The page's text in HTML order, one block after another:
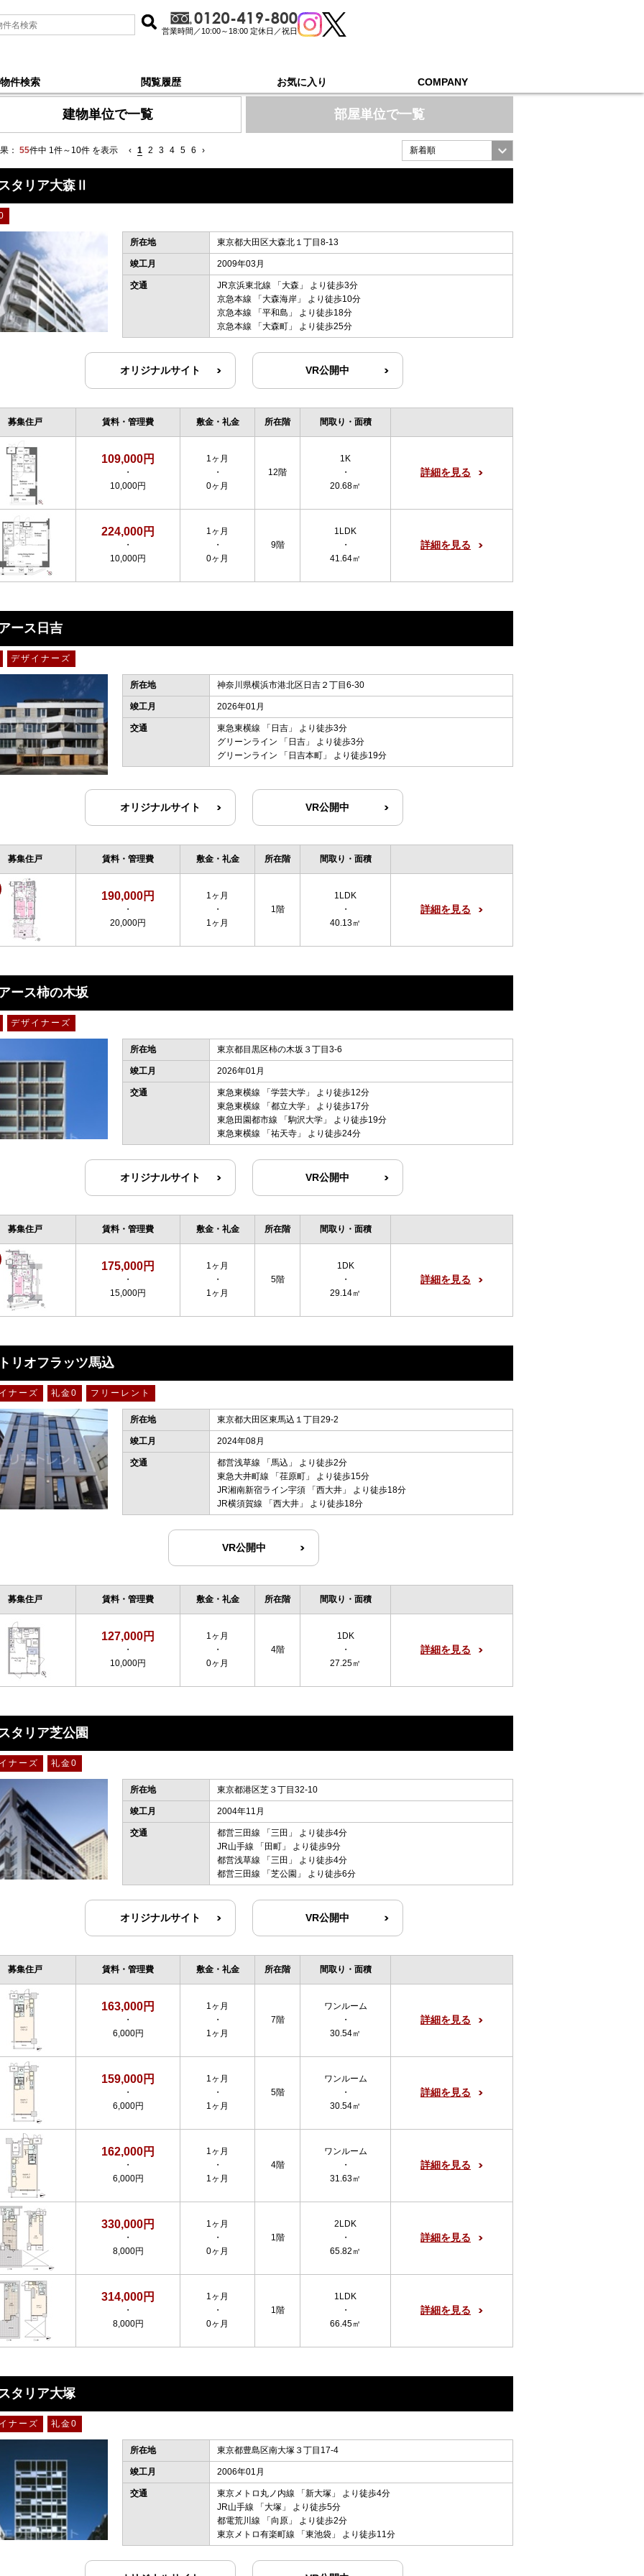
営業時間／10:00～18:00 定休日／祝日
物件検索 閲覧履歴 お気に入り COMPANY
媒介, 新着順 で探す
建物単位で一覧 部屋単位で一覧
： 55件中 1件～10件 を表示 ‹ 1 2 3 4 5 6 ›
タリア大森Ⅱ
所在地 東京都大田区大森北１丁目8-13
竣工月 2009年03月
交通 JR京浜東北線 「 大森 」 より徒歩3分
京急本線 「 大森海岸 」 より徒歩10分
京急本線 「 平和島 」 より徒歩18分
京急本線 「 大森町 」 より徒歩25分
オリジナルサイト VR公開中
募集住戸 賃料・管理費 敷金・礼金 所在階 間取り・面積
109,000円
・
10,000円
1ヶ月
・
0ヶ月
12階
1K
・
20.68㎡
詳細を見る
224,000円
・
10,000円
1ヶ月
・
0ヶ月
9階
1LDK
・
41.64㎡
詳細を見る
ース日吉
デザイナーズ
所在地 神奈川県横浜市港北区日吉２丁目6-30
竣工月 2026年01月
交通 東急東横線 「 日吉 」 より徒歩3分
グリーンライン 「 日吉 」 より徒歩3分
グリーンライン 「 日吉本町 」 より徒歩19分
オリジナルサイト VR公開中
募集住戸 賃料・管理費 敷金・礼金 所在階 間取り・面積
190,000円
・
20,000円
1ヶ月
・
1ヶ月
1階
1LDK
・
40.13㎡
詳細を見る
ース柿の木坂
デザイナーズ
所在地 東京都目黒区柿の木坂３丁目3-6
竣工月 2026年01月
交通 東急東横線 「 学芸大学 」 より徒歩12分
東急東横線 「 都立大学 」 より徒歩17分
東急田園都市線 「駒沢大学 」 より徒歩19分
東急東横線 「 祐天寺 」 より徒歩24分
オリジナルサイト VR公開中
募集住戸 賃料・管理費 敷金・礼金 所在階 間取り・面積
175,000円
・
15,000円
1ヶ月
・
1ヶ月
5階
1DK
・
29.14㎡
詳細を見る
リオフラッツ馬込
ナーズ 礼金0 フリーレント
所在地 東京都大田区東馬込１丁目29-2
竣工月 2024年08月
交通 都営浅草線 「 馬込 」 より徒歩2分
東急大井町線 「 荏原町 」 より徒歩15分
JR湘南新宿ライン宇須 「 西大井 」 より徒歩18分
JR横須賀線 「 西大井 」 より徒歩18分
VR公開中
募集住戸 賃料・管理費 敷金・礼金 所在階 間取り・面積
127,000円
・
10,000円
1ヶ月
・
0ヶ月
4階
1DK
・
27.25㎡
詳細を見る
タリア芝公園
ナーズ 礼金0
所在地 東京都港区芝３丁目32-10
竣工月 2004年11月
交通 都営三田線 「 三田 」 より徒歩4分
JR山手線 「 田町 」 より徒歩9分
都営浅草線 「 三田 」 より徒歩4分
都営三田線 「 芝公園 」 より徒歩6分
オリジナルサイト VR公開中
募集住戸 賃料・管理費 敷金・礼金 所在階 間取り・面積
163,000円
・
6,000円
1ヶ月
・
1ヶ月
7階
ワンルーム
・
30.54㎡
詳細を見る
159,000円
・
6,000円
1ヶ月
・
1ヶ月
5階
ワンルーム
・
30.54㎡
詳細を見る
162,000円
・
6,000円
1ヶ月
・
1ヶ月
4階
ワンルーム
・
31.63㎡
詳細を見る
330,000円
・
8,000円
1ヶ月
・
0ヶ月
1階
2LDK
・
65.82㎡
詳細を見る
314,000円
・
8,000円
1ヶ月
・
0ヶ月
1階
1LDK
・
66.45㎡
詳細を見る
タリア大塚
ナーズ 礼金0
所在地 東京都豊島区南大塚３丁目17-4
竣工月 2006年01月
交通 東京メトロ丸ノ内線 「 新大塚 」 より徒歩4分
JR山手線 「 大塚 」 より徒歩5分
都電荒川線 「 向原 」 より徒歩2分
東京メトロ有楽町線 「 東池袋 」 より徒歩11分